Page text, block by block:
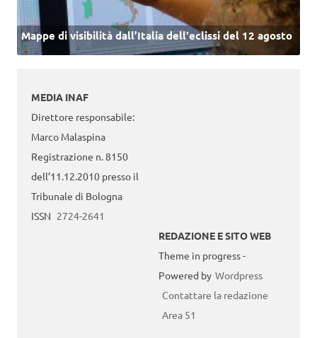
Mappe di visibilità dall’Italia dell'eclissi del 12 agosto
MEDIA INAF
Direttore responsabile:
Marco Malaspina
Registrazione n. 8150
dell’11.12.2010 presso il
Tribunale di Bologna
ISSN 2724-2641
REDAZIONE E SITO WEB
Theme in progress -
Powered by Wordpress
Contattare la redazione
Area 51